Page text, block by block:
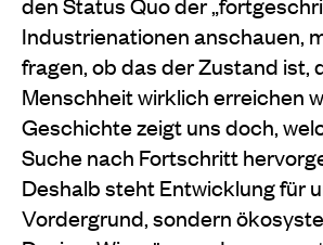
Industrienationen anschauen,
fragen, ob das der Zustand ist,
Menschheit wirklich erreichen
Geschichte zeigt uns doch,
Suche nach Fortschritt
Deshalb steht Entwicklung für
Vordergrund, sondern